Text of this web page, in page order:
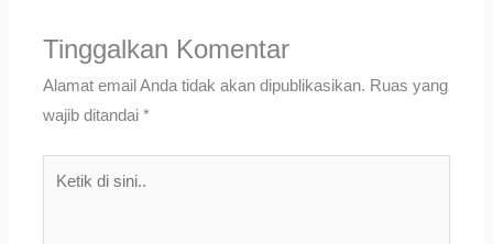
Tinggalkan Komentar
Alamat email Anda tidak akan dipublikasikan. Ruas yang
wajib ditandai*